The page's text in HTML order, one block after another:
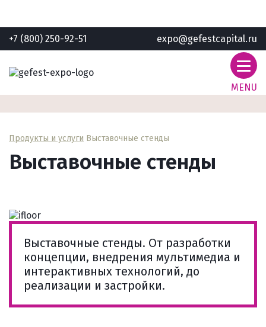
+7 (800) 250-92-51 expo@gefestcapital.ru
MENU
Продукты и услуги Выставочные стенды
Выставочные стенды
Выставочные стенды. От разработки
концепции, внедрения мультимедиа и
интерактивных технологий, до
реализации и застройки.